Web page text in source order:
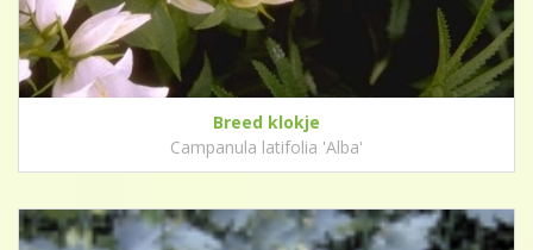
Breed klokje
Campanula latifolia 'Alba'